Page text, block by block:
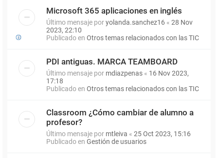
Microsoft 365 aplicaciones en inglés
Último mensaje poryolanda.sanchez16 « 28 Nov
2023, 22:10
Publicado en Otros temas relacionados con las TIC
PDI antiguas. MARCA TEAMBOARD
Último mensaje por mdiazpenas « 16 Nov 2023,
17:18
Publicado en Otros temas relacionados con las TIC
Classroom ¿Cómo cambiar de alumno a
profesor?
Último mensaje por mtleiva « 25 Oct 2023, 15:16
Publicado en Gestión de usuarios